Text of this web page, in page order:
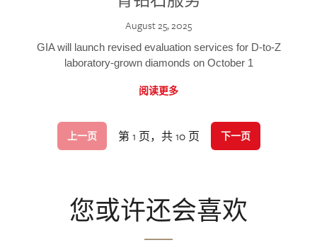
August 25, 2025
GIA will launch revised evaluation services for D-to-Z
laboratory-grown diamonds on October 1
阅读更多
上一页 第 1 页，共 10 页 下一页
您或许还会喜欢